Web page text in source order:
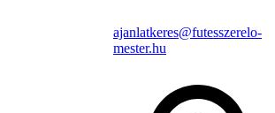
ajanlatkeres@futesszerelo-
mester.hu